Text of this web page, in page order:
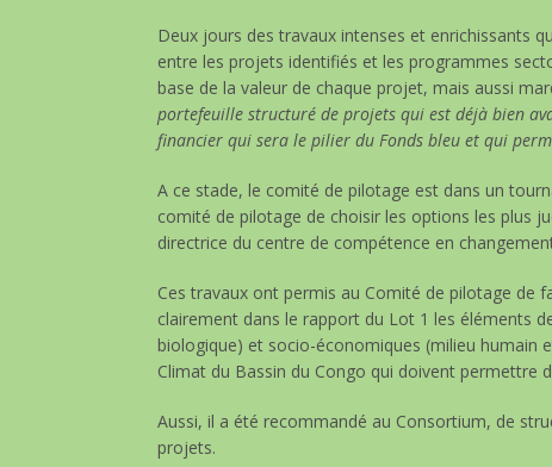
Deux jours des travaux intenses et enrichissants
entre les projets identifiés et les programmes
base de la valeur de chaque projet, mais aussi
portefeuille structuré de projets qui est déjà bien
financier qui sera le pilier du Fonds bleu et qui
A ce stade, le comité de pilotage est dans un
comité de pilotage de choisir les options les plus
directrice du centre de compétence en
Ces travaux ont permis au Comité de pilotage de
clairement dans le rapport du Lot 1 les éléments
biologique) et socio-économiques (milieu humain
Climat du Bassin du Congo qui doivent permettre
Aussi, il a été recommandé au Consortium, de
projets.